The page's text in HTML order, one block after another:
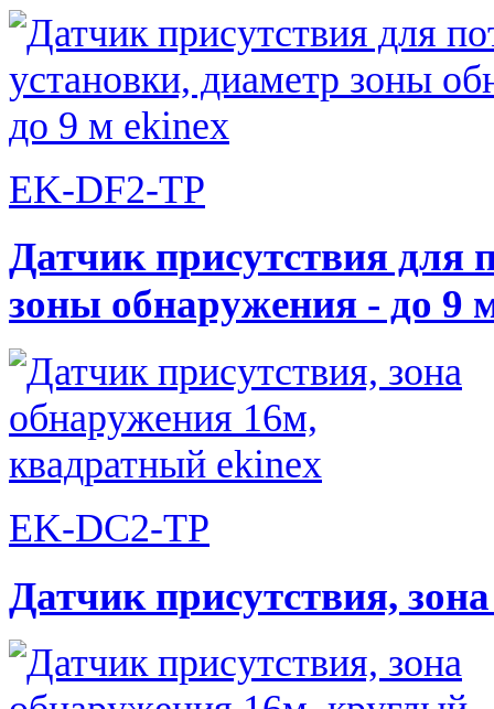
EK-DF2-TP
Датчик присутствия для
зоны обнаружения - до 9
EK-DC2-TP
Датчик присутствия,